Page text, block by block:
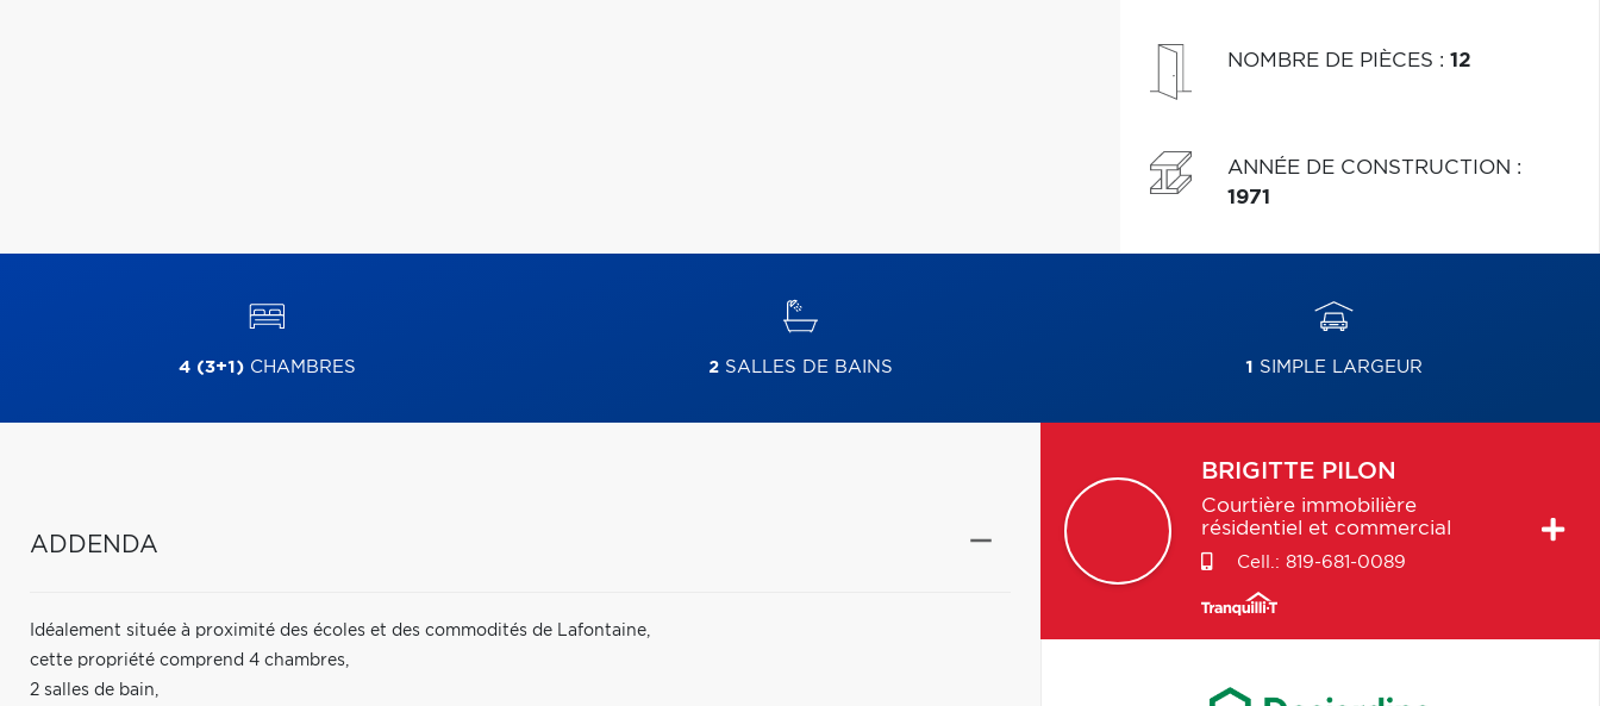
NOMBRE DE PIÈCES : 12
ANNÉE DE CONSTRUCTION :
1971
4 (3+1)CHAMBRES 2SALLES DE BAINS 1 SIMPLE LARGEUR
ADDENDA
Idéalement située à proximité des écoles et des commodités de Lafontaine,
cette propriété comprend 4 chambres,
2 salles de bain,
BRIGITTE PILON
Courtière immobilière
résidentiel et commercial
Cell.: 819-681-0089